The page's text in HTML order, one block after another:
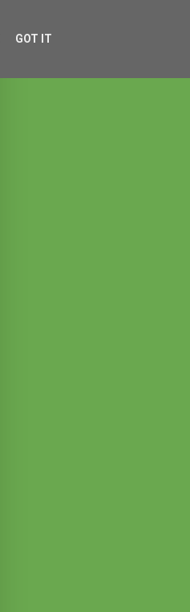
GOT IT